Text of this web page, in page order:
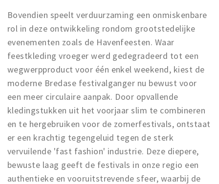
Bovendien speelt verduurzaming een onmiskenbare
rol in deze ontwikkeling rondom grootstedelijke
evenementen zoals de Havenfeesten. Waar
feestkleding vroeger werd gedegradeerd tot een
wegwerpproduct voor één enkel weekend, kiest de
moderne Bredase festivalganger nu bewust voor
een meer circulaire aanpak. Door opvallende
kledingstukken uit het voorjaar slim te combineren
en te hergebruiken voor de zomerfestivals, ontstaat
er een krachtig tegengeluid tegen de sterk
vervuilende 'fast fashion' industrie. Deze diepere,
bewuste laag geeft de festivals in onze regio een
authentieke en vooruitstrevende sfeer, waarbij de